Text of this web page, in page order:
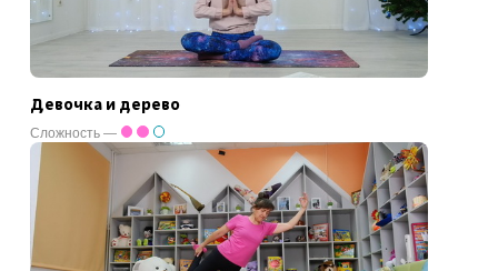
Девочка и дерево
Сложность —